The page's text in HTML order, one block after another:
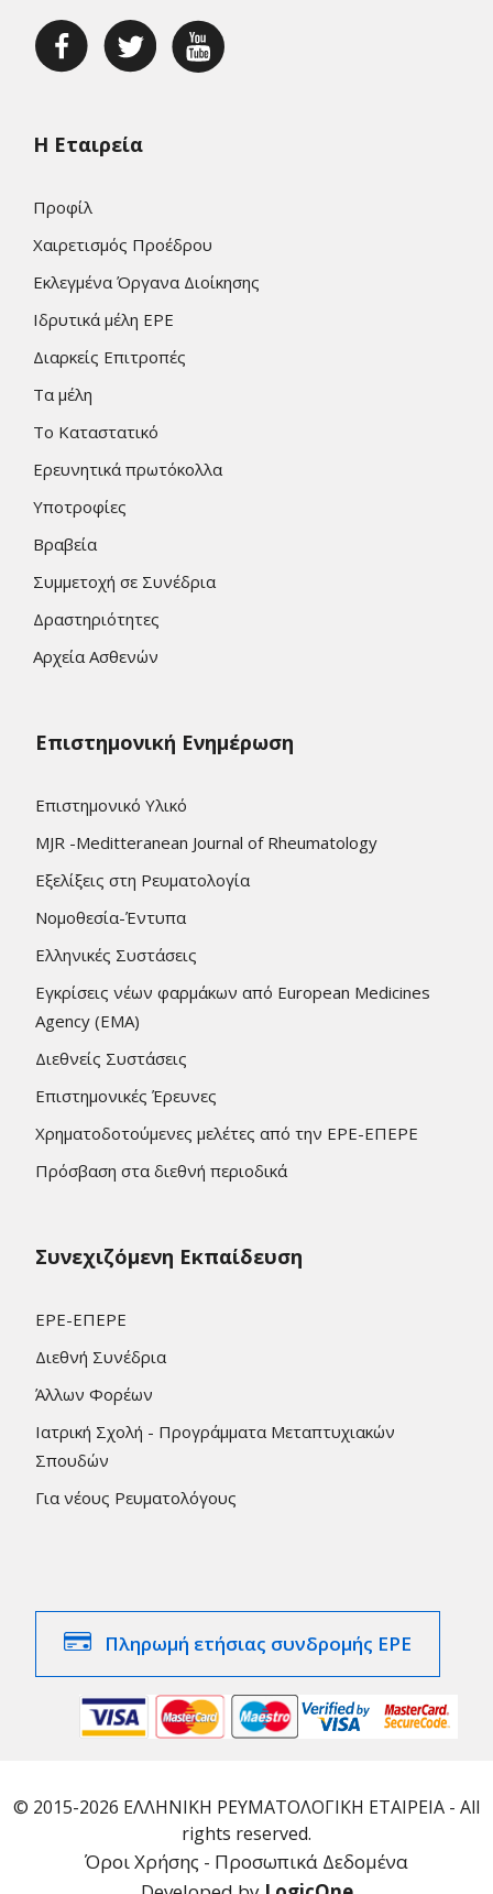
Η Εταιρεία
Προφίλ
Χαιρετισμός Προέδρου
Εκλεγμένα Όργανα Διοίκησης
Ιδρυτικά μέλη ΕΡΕ
Διαρκείς Επιτροπές
Τα μέλη
Το Καταστατικό
Ερευνητικά πρωτόκολλα
Υποτροφίες
Βραβεία
Συμμετοχή σε Συνέδρια
Δραστηριότητες
Αρχεία Ασθενών
Επιστημονική Ενημέρωση
Επιστημονικό Υλικό
MJR -Meditteranean Journal of Rheumatology
Εξελίξεις στη Ρευματολογία
Νομοθεσία-Έντυπα
Ελληνικές Συστάσεις
Εγκρίσεις νέων φαρμάκων από European Medicines
Agency (EMA)
Διεθνείς Συστάσεις
Επιστημονικές Έρευνες
Χρηματοδοτούμενες μελέτες από την ΕΡΕ-ΕΠΕΡΕ
Πρόσβαση στα διεθνή περιοδικά
Συνεχιζόμενη Εκπαίδευση
ΕΡΕ-ΕΠΕΡΕ
Διεθνή Συνέδρια
Άλλων Φορέων
Ιατρική Σχολή - Προγράμματα Μεταπτυχιακών
Σπουδών
Για νέους Ρευματολόγους
Πληρωμή ετήσιας συνδρομής ΕΡΕ
© 2015-2026 ΕΛΛΗΝΙΚΗ ΡΕΥΜΑΤΟΛΟΓΙΚΗ ΕΤΑΙΡΕΙΑ - All
rights reserved.
Όροι Χρήσης - Προσωπικά Δεδομένα